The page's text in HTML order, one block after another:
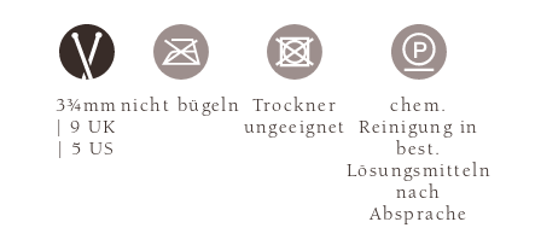
3¾mm
| 9 UK
| 5 US
nicht bügeln
Trockner
ungeeignet
chem.
Reinigung in
best.
Lösungsmitteln
nach
Absprache